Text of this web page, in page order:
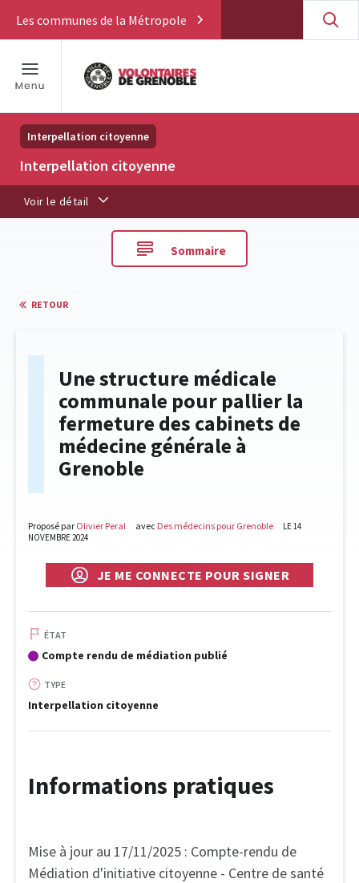
Les communes de la Métropole
Interpellation citoyenne
Interpellation citoyenne
Voir le détail
Sommaire
RETOUR
Une structure médicale
communale pour pallier la
fermeture des cabinets de
médecine générale à
Grenoble
Proposé par Olivier Peral avec Des médecins pour Grenoble
LE 14
NOVEMBRE 2024
JE ME CONNECTE POUR SIGNER
ÉTAT
Compte rendu de médiation publié
TYPE
Interpellation citoyenne
Informations pratiques
Mise à jour au 17/11/2025 : Compte-rendu de
Médiation d'initiative citoyenne - Centre de santé